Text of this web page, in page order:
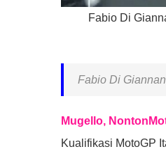
Fabio Di
Fabio Di
Mugello,
Kualifikasi MotoGP